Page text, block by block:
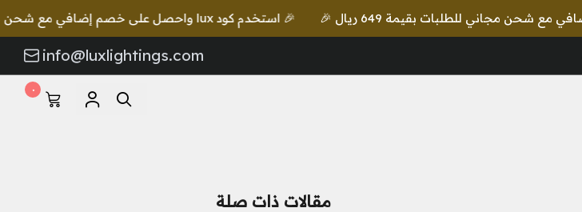
🎉 استخدم كود lux واحصل على خصم إضافي مع شحن مجاني للطلبات بقيمة 649 ريال 🎉
info@luxlightings.com
٠
مقالات ذات صلة